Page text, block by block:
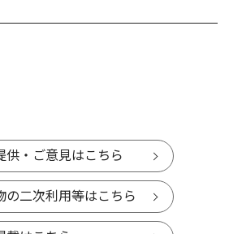
供・ご意見はこちら
の二次利用等はこちら